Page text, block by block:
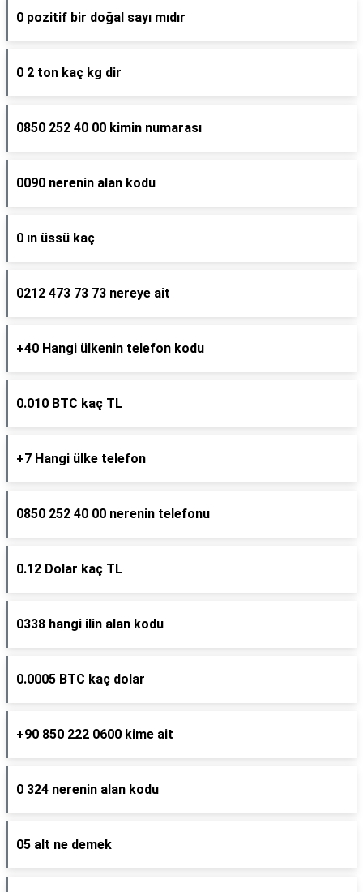
0 pozitif bir doğal sayı mıdır
0 2 ton kaç kg dir
0850 252 40 00 kimin numarası
0090 nerenin alan kodu
0 ın üssü kaç
0212 473 73 73 nereye ait
+40 Hangi ülkenin telefon kodu
0.010 BTC kaç TL
+7 Hangi ülke telefon
0850 252 40 00 nerenin telefonu
0.12 Dolar kaç TL
0338 hangi ilin alan kodu
0.0005 BTC kaç dolar
+90 850 222 0600 kime ait
0 324 nerenin alan kodu
05 alt ne demek